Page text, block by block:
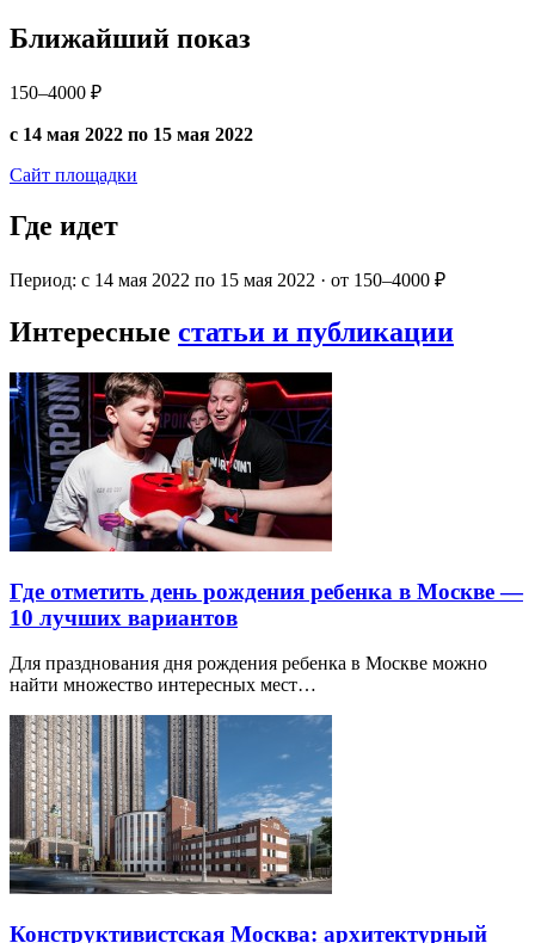
Ближайший показ
150–4000 ₽
с 14 мая 2022 по 15 мая 2022
Сайт площадки
Где идет
Период: с 14 мая 2022 по 15 мая 2022 · от 150–4000 ₽
Интересные статьи и публикации
Где отметить день рождения ребенка в Москве —
10 лучших вариантов
Для празднования дня рождения ребенка в Москве можно
найти множество интересных мест…
Конструктивистская Москва: архитектурный